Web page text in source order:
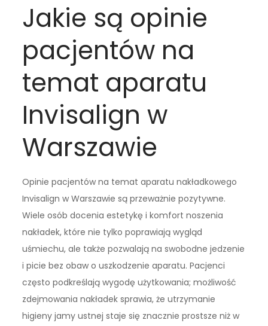
Jakie są opinie
pacjentów na
temat aparatu
Invisalign w
Warszawie
Opinie pacjentów na temat aparatu nakładkowego
Invisalign w Warszawie są przeważnie pozytywne.
Wiele osób docenia estetykę i komfort noszenia
nakładek, które nie tylko poprawiają wygląd
uśmiechu, ale także pozwalają na swobodne jedzenie
i picie bez obaw o uszkodzenie aparatu. Pacjenci
często podkreślają wygodę użytkowania; możliwość
zdejmowania nakładek sprawia, że utrzymanie
higieny jamy ustnej staje się znacznie prostsze niż w